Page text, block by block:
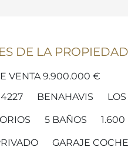
DE LA PROPIEDAD
VENTA 9.900.000 €
BENAHAVIS
5 BAÑOS 1.600
GARAJE